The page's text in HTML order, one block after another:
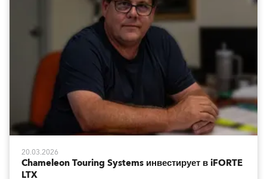
20.03.2026
Chameleon Touring Systems инвестирует в iFORTE
LTX